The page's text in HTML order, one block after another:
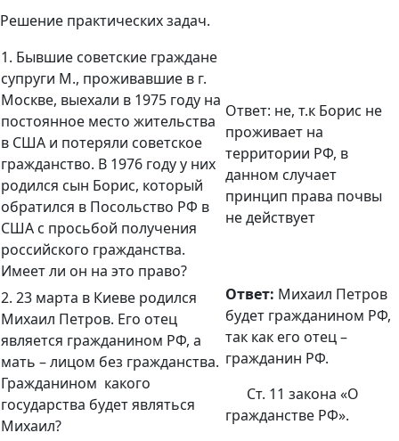
Решение практических задач.
1. Бывшие советские граждане
супруги М., проживавшие в г.
Москве, выехали в 1975 году на
постоянное место жительства
в США и потеряли советское
гражданство. В 1976 году у них
родился сын Борис, который
обратился в Посольство РФ в
США с просьбой получения
российского гражданства.
Имеет ли он на это право?
Ответ: не, т.к Борис не
проживает на
территории РФ, в
данном случает
принцип права почвы
не действует
2. 23 марта в Киеве родился
Михаил Петров. Его отец
является гражданином РФ, а
мать – лицом без гражданства.
Гражданином какого
государства будет являться
Михаил?
Ответ: Михаил Петров
будет гражданином РФ,
так как его отец –
гражданин РФ.
Ст. 11 закона «О
гражданстве РФ».